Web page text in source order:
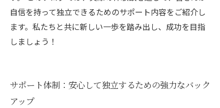
自信を持って独立できるためのサポート内容をご紹介し
ます。私たちと共に新しい一歩を踏み出し、成功を目指
しましょう！
サポート体制：安心して独立するための強力なバック
アップ